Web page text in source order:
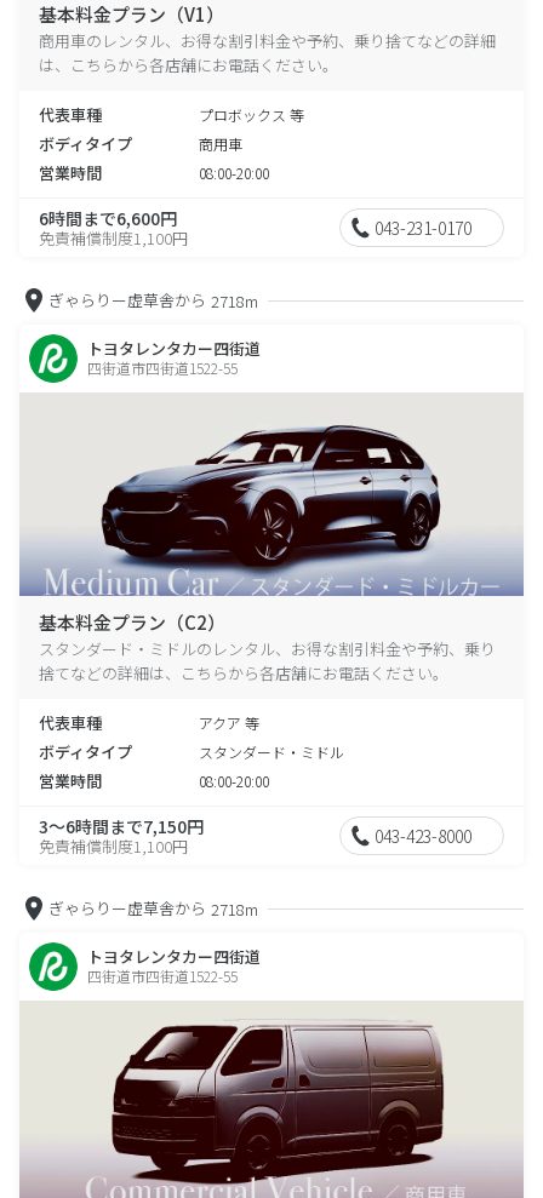
基本料金プラン（V1）
商用車のレンタル、お得な割引料金や予約、乗り捨てなどの詳細
は、こちらから各店舗にお電話ください。
代表車種 プロボックス 等
ボディタイプ 商用車
営業時間 08:00-20:00
6時間まで6,600円
免責補償制度1,100円 043-231-0170
ぎゃらりー虚草舎から 2718m
トヨタレンタカー四街道
四街道市四街道1522-55
基本料金プラン（C2）
スタンダード・ミドルのレンタル、お得な割引料金や予約、乗り
捨てなどの詳細は、こちらから各店舗にお電話ください。
代表車種 アクア 等
ボディタイプ スタンダード・ミドル
営業時間 08:00-20:00
3～6時間まで7,150円
免責補償制度1,100円 043-423-8000
ぎゃらりー虚草舎から 2718m
トヨタレンタカー四街道
四街道市四街道1522-55